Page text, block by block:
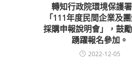
轉知行政院環境保護
「111年度民間企業及
採購申報說明會」，鼓
踴躍報名參加。
2022-12-05